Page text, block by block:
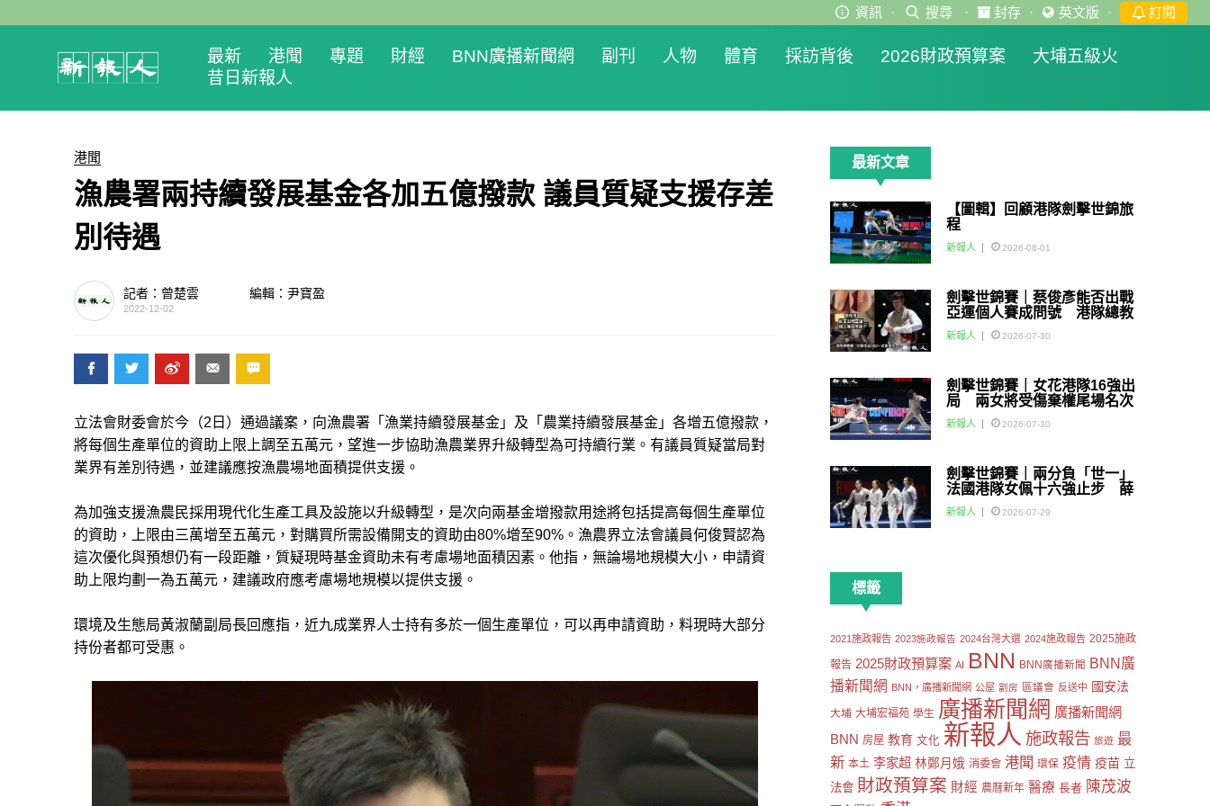
資訊 · 搜尋 · 封存 · 英文版 · 訂閱
最新 港聞 專題 財經 BNN廣播新聞網 副刊 人物 體育 採訪背後 2026財政預算案
大埔五級火
昔日新報人
港聞
漁農署兩持續發展基金各加五億撥款 議員質疑支援存差
別待遇
記者：曾楚雲 編輯：尹寶盈
2022-12-02
立法會財委會於今（2日）通過議案，向漁農署「漁業持續發展基金」及「農業持續發展基金」各增五億撥款，
將每個生產單位的資助上限上調至五萬元，望進一步協助漁農業界升級轉型為可持續行業。有議員質疑當局對
業界有差別待遇，並建議應按漁農場地面積提供支援。
為加強支援漁農民採用現代化生產工具及設施以升級轉型，是次向兩基金增撥款用途將包括提高每個生產單位
的資助，上限由三萬增至五萬元，對購買所需設備開支的資助由80%增至90%。漁農界立法會議員何俊賢認為
這次優化與預想仍有一段距離，質疑現時基金資助未有考慮場地面積因素。他指，無論場地規模大小，申請資
助上限均劃一為五萬元，建議政府應考慮場地規模以提供支援。
環境及生態局黃淑蘭副局長回應指，近九成業界人士持有多於一個生產單位，可以再申請資助，料現時大部分
持份者都可受惠。
最新文章
【圖輯】回顧港隊劍擊世錦旅
程
新報人 2026-08-01
劍擊世錦賽｜蔡俊彥能否出戰
亞運個人賽成問號 港隊總教
練：如醫生話可以一定會用佢
新報人 2026-07-30
劍擊世錦賽｜女花港隊16強出
局 兩女將受傷棄權尾場名次
賽
新報人 2026-07-30
劍擊世錦賽｜兩分負「世一」
法國港隊女佩十六強止步 薛
雅齊：我好有信心我哋可以做
到世界級嘅Team
新報人 2026-07-29
標籤
2021施政報告 2023施政報告 2024台灣大選 2024施政報告 2025施政
報告 2025財政預算案 AI BNN BNN廣播新聞
BNN廣
播新聞網 BNN，廣播新聞網 公屋 劏房 區議會 反送中 國安法
大埔 大埔宏福苑 學生 廣播新聞網 廣播新聞網
BNN 房屋 教育 文化 新報人 施政報告 旅遊 最
新 本土 李家超 林鄭月娥 消委會 港聞 環保 疫情 疫苗 立
法會 財政預算案 財經 農曆新年 醫療 長者 陳茂波